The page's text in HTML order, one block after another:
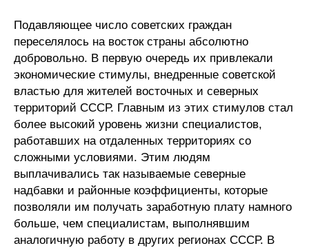
Подавляющее число советских граждан
переселялось на восток страны абсолютно
добровольно. В первую очередь их привлекали
экономические стимулы, внедренные советской
властью для жителей восточных и северных
территорий СССР. Главным из этих стимулов стал
более высокий уровень жизни специалистов,
работавших на отдаленных территориях со
сложными условиями. Этим людям
выплачивались так называемые северные
надбавки и районные коэффициенты, которые
позволяли им получать заработную плату намного
больше, чем специалистам, выполнявшим
аналогичную работу в других регионах СССР. В